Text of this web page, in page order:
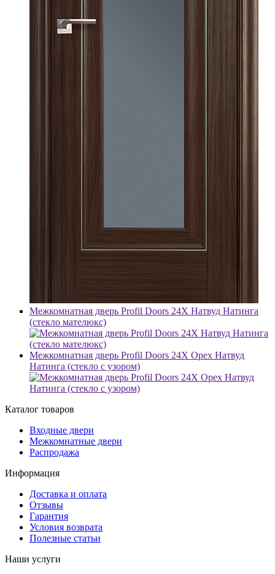
Межкомнатная дверь Profil Doors 24X Натвуд Натинга
(стекло мателюкс)
Межкомнатная дверь Profil Doors 24X Орех Натвуд
Натинга (стекло с узором)
Каталог товаров
Входные двери
Межкомнатные двери
Распродажа
Информация
Доставка и оплата
Отзывы
Гарантия
Условия возврата
Полезные статьи
Наши услуги